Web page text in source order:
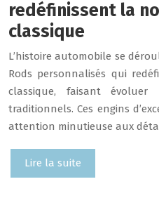
redéfinissent la
classique
L’histoire automobile se
Rods personnalisés qui
classique, faisant
traditionnels. Ces engins
attention minutieuse aux
Lire la suite